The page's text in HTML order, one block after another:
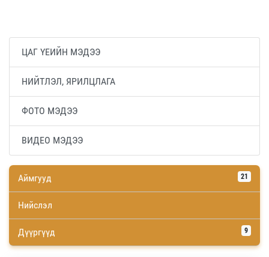
ЦАГ ҮЕИЙН МЭДЭЭ
НИЙТЛЭЛ, ЯРИЛЦЛАГА
ФОТО МЭДЭЭ
ВИДЕО МЭДЭЭ
Аймгууд 21
Нийслэл
Дүүргүүд 9